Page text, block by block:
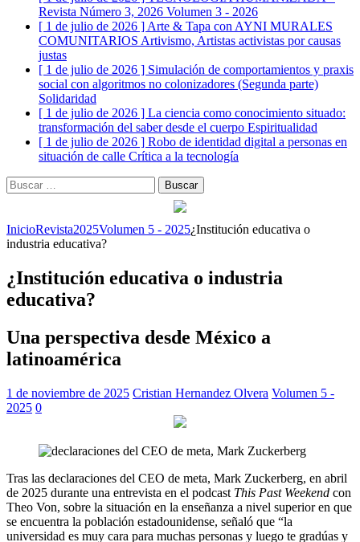
Revista Número 3, 2026 Volumen 3 - 2026
[ 1 de julio de 2026 ] Arte & Tapa con AYNI MURALES
COMUNITARIOS Artivismo, Artistas activistas por causas
justas
[ 1 de julio de 2026 ] Simulación de comportamientos y praxis
social con algoritmos no colonizadores (Segunda parte)
Solidaridad
[ 1 de julio de 2026 ] La ciencia como conocimiento situado:
transformación del saber desde el cuerpo Espiritualidad
[ 1 de julio de 2026 ] Robo de identidad digital a personas en
situación de calle Crítica a la tecnología
Buscar:
InicioRevista2025Volumen 5 - 2025¿Institución educativa o
industria educativa?
¿Institución educativa o industria
educativa?
Una perspectiva desde México a
latinoamérica
1 de noviembre de 2025 Cristian Hernandez Olvera Volumen 5 -
2025 0
Tras las declaraciones del CEO de meta, Mark Zuckerberg, en abril
de 2025 durante una entrevista en el podcast This Past Weekend con
Theo Von, sobre la situación en la enseñanza a nivel superior en que
se encuentra la población estadounidense, señaló que “la
universidad es muy cara para muchas personas y luego te gradúas y